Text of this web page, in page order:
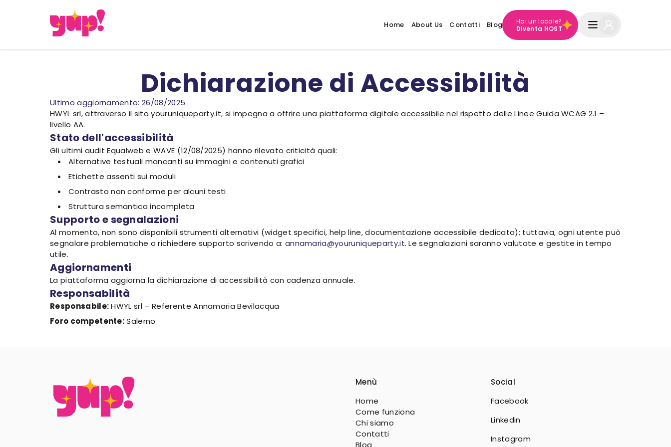
Home About Us Contatti Blog
Hai un locale?
Diventa HOST
Dichiarazione di Accessibilità
Ultimo aggiornamento: 26/08/2025
HWYL srl, attraverso il sito youruniqueparty.it, si impegna a offrire una piattaforma digitale accessibile nel rispetto delle Linee Guida WCAG 2.1 –
livello AA.
Stato dell'accessibilità
Gli ultimi audit Equalweb e WAVE (12/08/2025) hanno rilevato criticità quali:
Alternative testuali mancanti su immagini e contenuti grafici
Etichette assenti sui moduli
Contrasto non conforme per alcuni testi
Struttura semantica incompleta
Supporto e segnalazioni
Al momento, non sono disponibili strumenti alternativi (widget specifici, help line, documentazione accessibile dedicata); tuttavia, ogni utente può
segnalare problematiche o richiedere supporto scrivendo a: annamaria@youruniqueparty.it. Le segnalazioni saranno valutate e gestite in tempo
utile.
Aggiornamenti
La piattaforma aggiorna la dichiarazione di accessibilità con cadenza annuale.
Responsabilità
Responsabile:HWYL srl – Referente Annamaria Bevilacqua
Foro competente:Salerno
Menù
Home
Come funziona
Chi siamo
Contatti
Blog
Social
Facebook
Linkedin
Instagram